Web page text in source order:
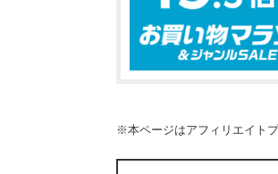
※本ページはアフィリエイト